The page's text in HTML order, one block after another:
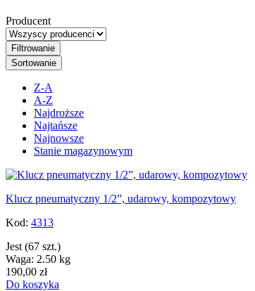
Producent
Filtrowanie
Sortowanie
Z-A
A-Z
Najdroższe
Najtańsze
Najnowsze
Stanie magazynowym
Klucz pneumatyczny 1/2”, udarowy, kompozytowy
Kod: 4313
Jest (67 szt.)
Waga: 2.50 kg
190,00 zł
Do koszyka